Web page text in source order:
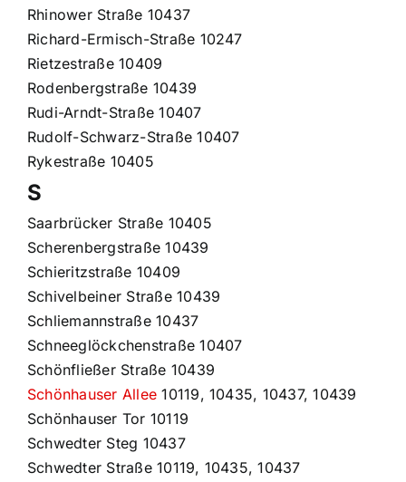
Rhinower Straße 10437
Richard-Ermisch-Straße 10247
Rietzestraße 10409
Rodenbergstraße 10439
Rudi-Arndt-Straße 10407
Rudolf-Schwarz-Straße 10407
Rykestraße 10405
S
Saarbrücker Straße 10405
Scherenbergstraße 10439
Schieritzstraße 10409
Schivelbeiner Straße 10439
Schliemannstraße 10437
Schneeglöckchenstraße 10407
Schönfließer Straße 10439
Schönhauser Allee 10119, 10435, 10437, 10439
Schönhauser Tor 10119
Schwedter Steg 10437
Schwedter Straße 10119, 10435, 10437